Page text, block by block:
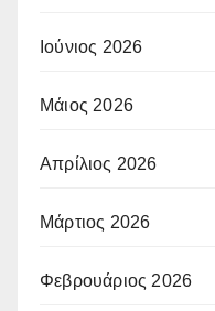
Ιούνιος 2026
Μάιος 2026
Απρίλιος 2026
Μάρτιος 2026
Φεβρουάριος 2026